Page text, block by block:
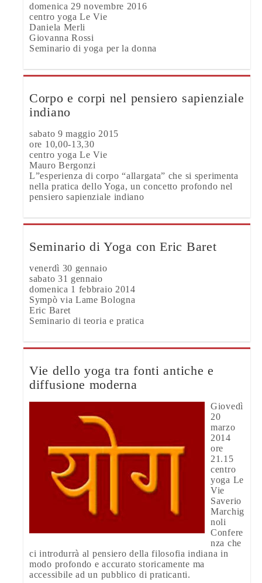
domenica 29 novembre 2016
centro yoga Le Vie
Daniela Merli
Giovanna Rossi
Seminario di yoga per la donna
Corpo e corpi nel pensiero sapienziale
indiano
sabato 9 maggio 2015
ore 10,00-13,30
centro yoga Le Vie
Mauro Bergonzi
L”esperienza di corpo “allargata” che si sperimenta
nella pratica dello Yoga, un concetto profondo nel
pensiero sapienziale indiano
Seminario di Yoga con Eric Baret
venerdì 30 gennaio
sabato 31 gennaio
domenica 1 febbraio 2014
Sympò via Lame Bologna
Eric Baret
Seminario di teoria e pratica
Vie dello yoga tra fonti antiche e
diffusione moderna
Giovedì
20
marzo
2014
ore
21.15
centro
yoga Le
Vie
Saverio
Marchig
noli
Confere
nza che
ci introdurrà al pensiero della filosofia indiana in
modo profondo e accurato storicamente ma
accessibile ad un pubblico di praticanti.